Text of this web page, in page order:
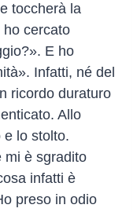
toccherà la
ho cercato
E ho
Infatti, né del
ricordo duraturo
Allo
e lo stolto.
mi è sgradito
infatti è
preso in odio